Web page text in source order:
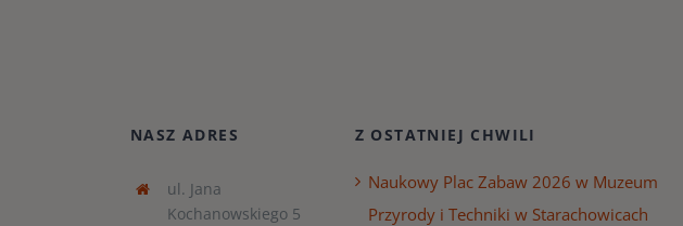
NASZ ADRES
ul. Jana
Kochanowskiego 5
Z OSTATNIEJ CHWILI
Naukowy Plac Zabaw 2026 w Muzeum
Przyrody i Techniki w Starachowicach